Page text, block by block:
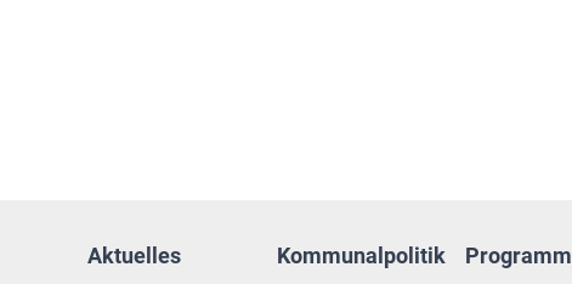
Aktuelles Kommunalpolitik Programm